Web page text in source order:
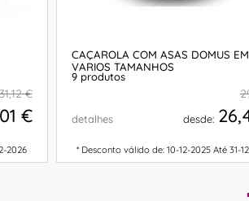
€
€
2026
CAÇAROLA COM ASAS DOMUS EM
VARIOS TAMANHOS
9 produtos
detalhes desde:
* Desconto válido de: 10-12-2025 Até 31-